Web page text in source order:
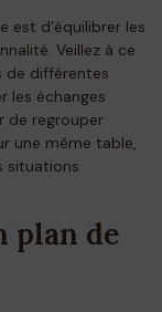
est d’équilibrer les
Veillez à ce
de différentes
les échanges
de regrouper
une même table,
situations
plan de